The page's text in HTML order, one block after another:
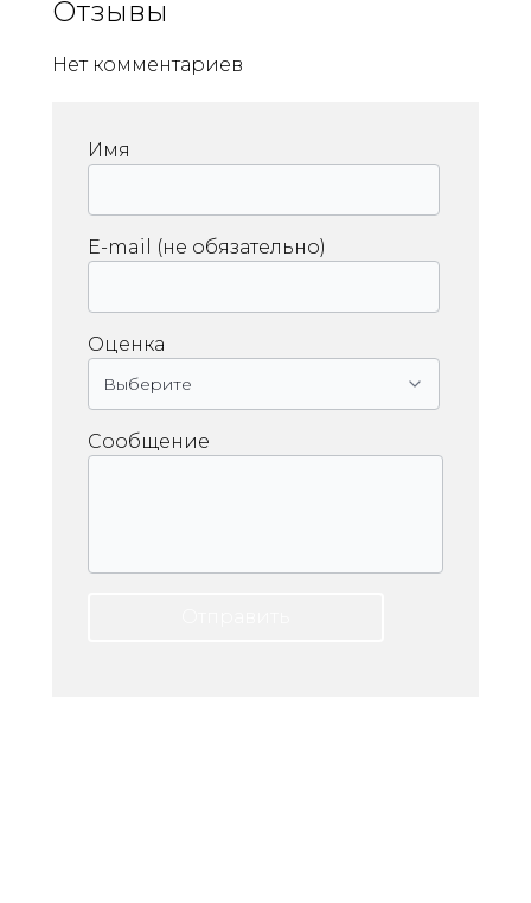
Отзывы
Нет комментариев
Имя
E-mail (не обязательно)
Оценка
Сообщение